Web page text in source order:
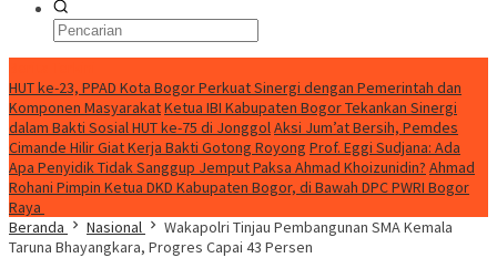
HUT ke-23, PPAD Kota Bogor Perkuat Sinergi dengan Pemerintah dan
Komponen MasyarakatKetua IBI Kabupaten Bogor Tekankan Sinergi
dalam Bakti Sosial HUT ke-75 di JonggolAksi Jum’at Bersih, Pemdes
Cimande Hilir Giat Kerja Bakti Gotong Royong Prof. Eggi Sudjana: Ada
Apa Penyidik Tidak Sanggup Jemput Paksa Ahmad Khoizunidin? Ahmad
Rohani Pimpin Ketua DKD Kabupaten Bogor, di Bawah DPC PWRI Bogor
Raya
Beranda
Nasional
Wakapolri Tinjau Pembangunan SMA Kemala
Taruna Bhayangkara, Progres Capai 43 Persen